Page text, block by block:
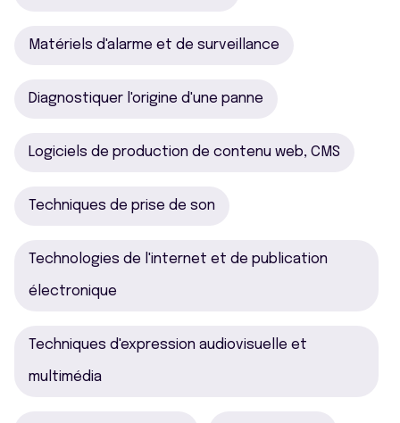
Matériels d'alarme et de surveillance
Diagnostiquer l'origine d'une panne
Logiciels de production de contenu web, CMS
Techniques de prise de son
Technologies de l'internet et de publication
électronique
Techniques d'expression audiovisuelle et
multimédia